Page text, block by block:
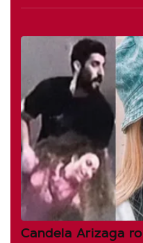
Candela Arizaga